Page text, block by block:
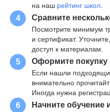
на наш рейтинг школ
4 Сравните
Посмотрите минимум
и сертификат.
доступ к материалам.
5 Оформите покупку
Если нашли
внимательно
Иногда нужна
6 Начните обучение